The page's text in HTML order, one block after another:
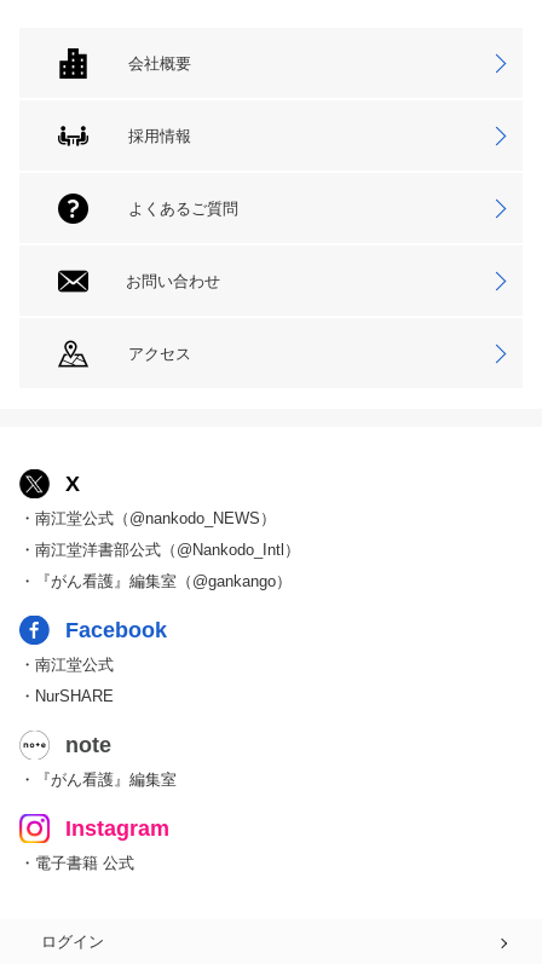
会社概要
採用情報
よくあるご質問
お問い合わせ
アクセス
X
・南江堂公式（@nankodo_NEWS）
・南江堂洋書部公式（@Nankodo_Intl）
・『がん看護』編集室（@gankango）
Facebook
・南江堂公式
・NurSHARE
note
・『がん看護』編集室
Instagram
・電子書籍 公式
ログイン